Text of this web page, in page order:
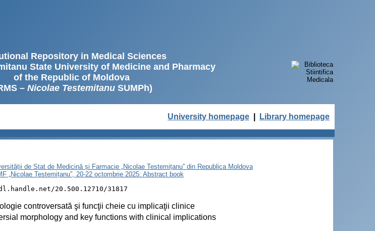
Repository in Medical Sciences
State University of Medicine and Pharmacy
of the Republic of Moldova
– Nicolae TestemitanuSUMPh)
University homepage Library homepage
de Stat de Medicină și Farmacie „Nicolae Testemițanu” din Republica Moldova
„Nicolae Testemițanu”, 20-22 octombrie 2025: Abstract book
20.500.12710/31817
controversată şi funcţii cheie cu implicaţii clinice
morphology and key functions with clinical implications